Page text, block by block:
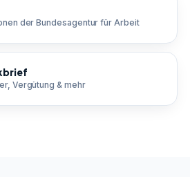
der Bundesagentur für Arbeit
Vergütung & mehr